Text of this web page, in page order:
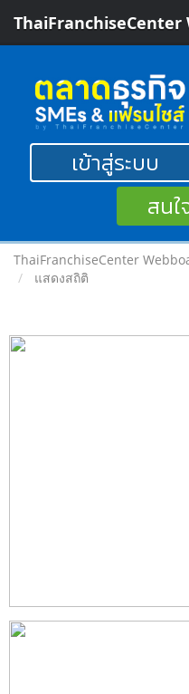
ThaiFranchiseCenter
เข้าสู่ระบบ
สน
ThaiFranchiseCenter
แสดงสถิติ